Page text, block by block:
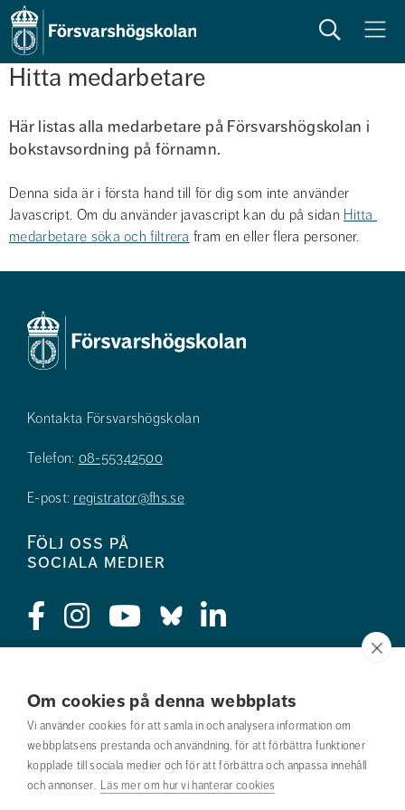
Om cookies på denna webbplats
Vi använder cookies för att samla in och analysera information om
webbplatsens prestanda och användning, för att förbättra funktioner
kopplade till sociala medier och för att förbättra och anpassa innehåll
och annonser. Läs mer om hur vi hanterar cookies
Sök Meny
Hitta medarbetare
Här listas alla medarbetare på Försvarshögskolan i
bokstavsordning på förnamn.
Denna sida är i första hand till för dig som inte använder
Javascript. Om du använder javascript kan du på sidan Hitta
medarbetare söka och filtrera fram en eller flera personer.
Kontakta Försvarshögskolan
Telefon: 08-55342500
E-post: registrator@fhs.se
Följ oss på
sociala medier
Jobba hos oss
Nyhetsbrev
Om webbplatsen